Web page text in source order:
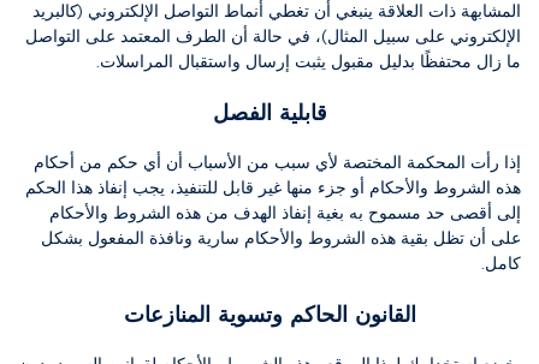
المشابهة ذات العلاقة ينبغي أن تغطي أنماط التواصل الإلكتروني (كالبريد
الإلكتروني على سبيل المثال)، في حالة أن الطرف المعتمد على التواصل
ما زال محتفظًا بدليل مقبول يثبت إرسال واستقبال المراسلات.
قابلية الفصل
إذا رأت المحكمة المختصة لأي سبب من الأسباب أن أي حكم من أحكام
هذه الشروط والأحكام أو جزء منها غير قابل للتنفيذ، يجب إنفاذ هذا الحكم
إلى أقصى حد مسموح به بغية إنفاذ الهدف من هذه الشروط والأحكام
على أن تظل بقية هذه الشروط والأحكام سارية ونافذة المفعول بشكل
كامل.
القانون الحاكم وتسوية المنازعات